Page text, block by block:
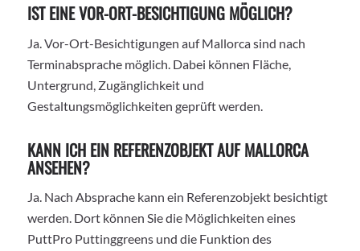
IST EINE VOR-ORT-BESICHTIGUNG MÖGLICH?
Ja. Vor-Ort-Besichtigungen auf Mallorca sind nach
Terminabsprache möglich. Dabei können Fläche,
Untergrund, Zugänglichkeit und
Gestaltungsmöglichkeiten geprüft werden.
KANN ICH EIN REFERENZOBJEKT AUF MALLORCA
ANSEHEN?
Ja. Nach Absprache kann ein Referenzobjekt besichtigt
werden. Dort können Sie die Möglichkeiten eines
PuttPro Puttinggreens und die Funktion des